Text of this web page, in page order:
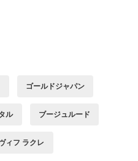
ゴールドジャパン
ル ブージュルード
ィフ ラクレ